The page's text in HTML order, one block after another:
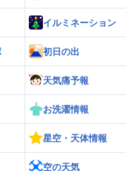
イルミネーション
初日の出
天気痛予報
お洗濯情報
星空・天体情報
空の天気